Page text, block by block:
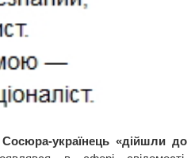
українець «дійшли до